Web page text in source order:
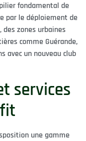
fondamental de
par le déploiement de
des zones urbaines
comme Guérande,
avec un nouveau club
services
une gamme